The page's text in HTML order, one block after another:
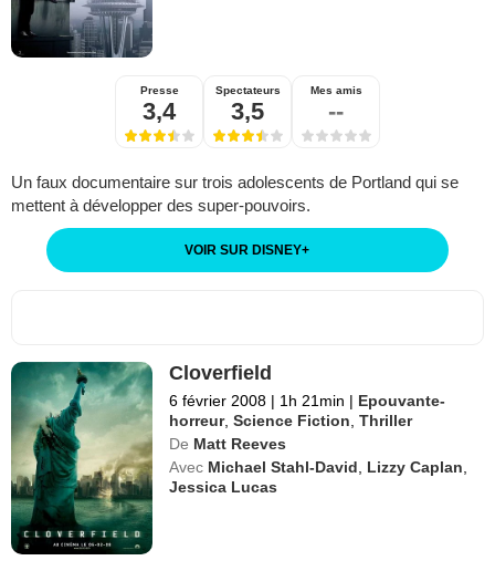
Presse
3,4
Spectateurs
3,5
Mes amis
--
Un faux documentaire sur trois adolescents de Portland qui se
mettent à développer des super-pouvoirs.
VOIR SUR DISNEY+
Cloverfield
6 février 2008 | 1h 21min | Epouvante-
horreur,Science Fiction ,Thriller
De Matt Reeves
Avec Michael Stahl-David Lizzy Caplan
Jessica Lucas